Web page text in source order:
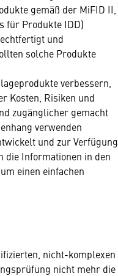
gemäß der MiFID II,
für Produkte IDD)
und
solche Produkte
verbessern,
Kosten, Risiken und
zugänglicher gemacht
verwenden
und zur Verfügung
die Informationen in den
einen einfachen
nicht-komplexen
nicht mehr die